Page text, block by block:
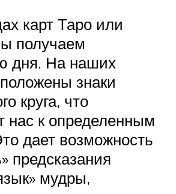
карт Таро или
получаем
дня. На наших
знаки
круга, что
нас к определенным
дает возможность
предсказания
мудры,